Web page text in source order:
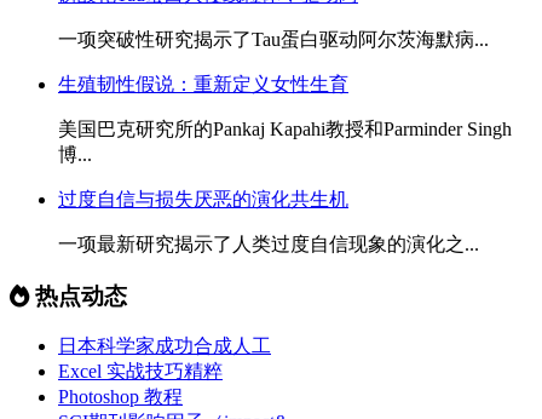
一项突破性研究揭示了Tau蛋白驱动阿尔茨海默病...
生殖韧性假说：重新定义女性生育
美国巴克研究所的Pankaj Kapahi教授和Parminder Singh
博...
过度自信与损失厌恶的演化共生机
一项最新研究揭示了人类过度自信现象的演化之...
热点动态
日本科学家成功合成人工
Excel 实战技巧精粹
Photoshop 教程